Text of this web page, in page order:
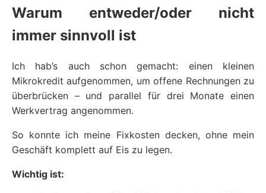
Warum entweder/oder nicht
immer sinnvoll ist
Ich hab’s auch schon gemacht: einen kleinen
Mikrokredit aufgenommen, um offene Rechnungen zu
überbrücken – und parallel für drei Monate einen
Werkvertrag angenommen.
So konnte ich meine Fixkosten decken, ohne mein
Geschäft komplett auf Eis zu legen.
Wichtig ist: